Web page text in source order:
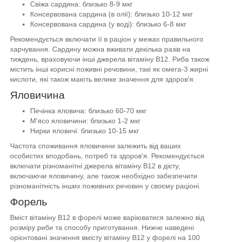
Свіжа сардина: близько 8-9 мкг
Консервована сардина (в олії): близько 10-12 мкг
Консервована сардина (у воді): близько 6-8 мкг
Рекомендується включати її в раціон у межах правильного
харчування. Сардину можна вживати декілька разів на
тиждень, враховуючи інші джерела вітаміну B12. Риба також
містить інші корисні поживні речовини, такі як омега-3 жирні
кислоти, які також мають велике значення для здоров'я.
Яловичина
Печінка яловича: близько 60-70 мкг
М'ясо яловичини: близько 1-2 мкг
Нирки яловичі: близько 10-15 мкг
Частота споживання яловичини залежить від ваших
особистих вподобань, потреб та здоров'я. Рекомендується
включати різноманітні джерела вітаміну B12 в дієту,
включаючи яловичину, але також необхідно забезпечити
різноманітність інших поживних речовин у своєму раціоні.
Форель
Вміст вітаміну B12 в форелі може варіюватися залежно від
розміру риби та способу приготування. Нижче наведені
орієнтовані значення вмісту вітаміну B12 у форелі на 100